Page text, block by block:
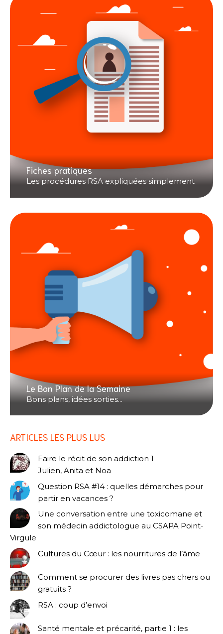
Fiches pratiques
Les procédures RSA expliquées simplement
Le Bon Plan de la Semaine
Bons plans, idées sorties...
ARTICLES LES PLUS LUS
Faire le récit de son addiction 1
Julien, Anita et Noa
Question RSA #14 : quelles démarches pour
partir en vacances ?
Une conversation entre une toxicomane et
son médecin addictologue au CSAPA Point-
Virgule
Cultures du Cœur : les nourritures de l’âme
Comment se procurer des livres pas chers ou
gratuits ?
RSA : coup d’envoi
Santé mentale et précarité, partie 1 : les